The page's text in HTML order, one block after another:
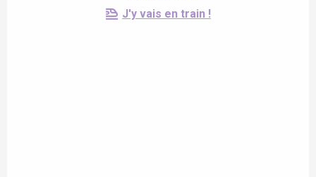
J'y vais en train !